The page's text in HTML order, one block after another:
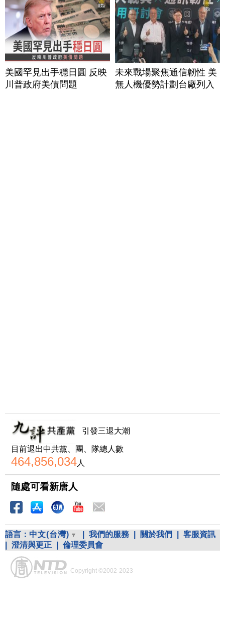
美國罕見出手穩日圓 反映
川普政府美債問題
未來戰場聚焦通信韌性 美
無人機優勢計劃台廠列入
引發三退大潮
目前退出中共黨、團、隊總人數
464,856,034人
隨處可看新唐人
語言： 中文(台灣) 我們的服務 關於我們
客服資訊
澄清與更正 倫理委員會
Copyright ©2002-2023